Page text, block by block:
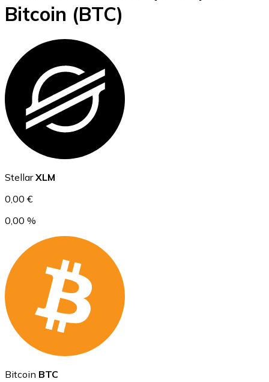
BTC
Ethereum
ETH
USD Coin
USDC
Bitcoin (BTC)
Stellar XLM
0,00 €
0,00 %
Bitcoin BTC